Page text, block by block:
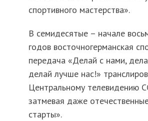
спортивного мастерства».
В семидесятые – начале
годов восточногерманская
передача «Делай с нами,
делай лучше нас!»
Центральному телевидению
затмевая даже
старты».